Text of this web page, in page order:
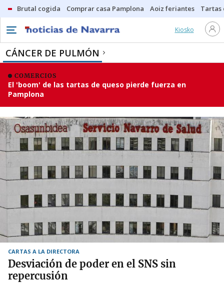
Brutal cogida Comprar casa Pamplona Aoiz feriantes Tartas
Kiosko
CÁNCER DE PULMÓN
COMERCIOS
El 'boom' de las tartas de queso pierde fuerza en
Pamplona
CARTAS A LA DIRECTORA
Desviación de poder en el SNS sin
repercusión